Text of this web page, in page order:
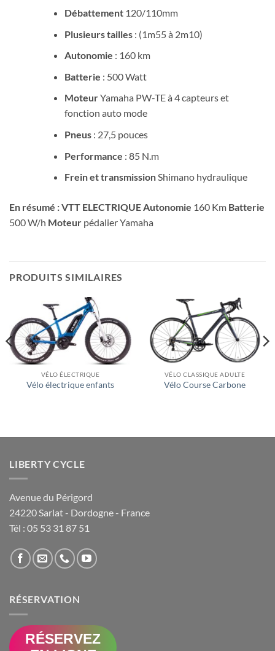
Débattement120/110mm
Plusieurs tailles: (1m55 à 2m10)
Autonomie : 160 km
Batterie : 500 Watt
MoteurYamaha PW-TE à 4 capteurs et
fonction auto mode
Pneus: 27,5 pouces
Performance : 85 N.m
Frein et transmissionShimano hydraulique
En résumé :VTT ELECTRIQUEAutonomie 160 Km Batterie
500 W/h Moteur pédalier Yamaha
PRODUITS SIMILAIRES
VÉLO ÉLECTRIQUE
Vélo électrique enfants
VÉLO CLASSIQUE ADULTE
Vélo Course Carbone
LIBERTY CYCLE
Avenue du Périgord
24220 Sarlat - Dordogne - France
Tél : 05 53 31 87 51
RÉSERVATION
RÉSERVEZ